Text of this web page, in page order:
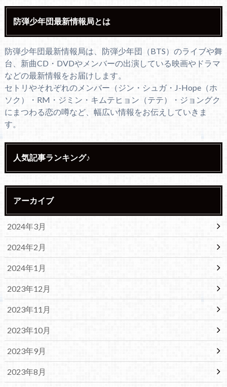
防弾少年団最新情報局とは
防弾少年団最新情報局は、防弾少年団（BTS）のライブや舞
台、新曲CD・DVDやメンバーの出演している映画やドラマ
などの最新情報をお届けします。
セトリやそれぞれのメンバー（ジン・シュガ・J-Hope（ホ
ソク）・RM・ジミン・キムテヒョン（テテ）・ジョングク
にまつわる恋の噂など、幅広い情報をお伝えしていきま
す。
人気記事ランキング♪
アーカイブ
2024年3月
2024年2月
2024年1月
2023年12月
2023年11月
2023年10月
2023年9月
2023年8月